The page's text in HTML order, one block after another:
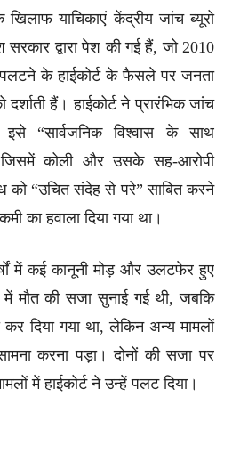
याचिकाएं केंद्रीय जांच ब्यूरो
द्वारा पेश की गई हैं, जो 2010
के हाईकोर्ट के फैसले पर जनता
हैं। हाईकोर्ट ने प्रारंभिक जांच
“सार्वजनिक विश्वास के साथ
जिसमें कोली और उसके सह-आरोपी
को “उचित संदेह से परे” साबित करने
का हवाला दिया गया था।
में कई कानूनी मोड़ और उलटफेर हुए
मौत की सजा सुनाई गई थी, जबकि
दिया गया था, लेकिन अन्य मामलों
करना पड़ा। दोनों की सजा पर
में हाईकोर्ट ने उन्हें पलट दिया।